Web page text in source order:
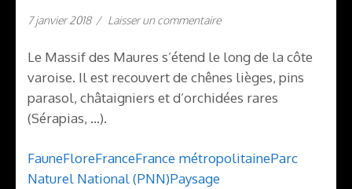
7 janvier 2018 / Laisser un commentaire
Le Massif des Maures s’étend le long de la côte
varoise. Il est recouvert de chênes lièges, pins
parasol, châtaigniers et d’orchidées rares
(Sérapias, …).
FauneFloreFranceFrance métropolitaineParc
Naturel National (PNN)Paysage